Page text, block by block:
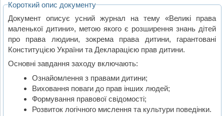
Короткий опис документу
Документ описує усний журнал на тему «Великі права
маленької дитини», метою якого є розширення знань дітей
про права людини, зокрема права дитини, гарантовані
Конституцією України та Декларацією прав дитини.
Основні завдання заходу включають:
Ознайомлення з правами дитини;
Виховання поваги до прав інших людей;
Формування правової свідомості;
Розвиток логічного мислення та культури поведінки.